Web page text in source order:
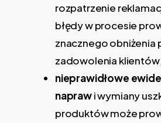
rozpatrzenie
błędy w procesie
znacznego obniżenia
zadowolenia
nieprawidłowe
naprawi wymiany
produktów może